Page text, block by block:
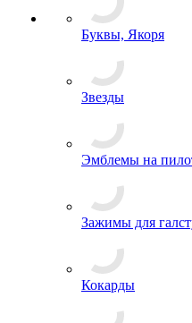
Буквы, Якоря
Звезды
Эмблемы на
Зажимы для
Кокарды